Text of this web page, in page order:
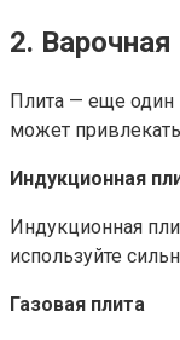
2. Варочная
Плита — еще один
может
Индукционная
Индукционная
используйте
Газовая плита